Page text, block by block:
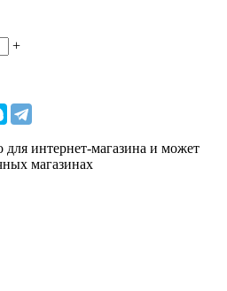
+
для интернет-магазина и может
магазинах